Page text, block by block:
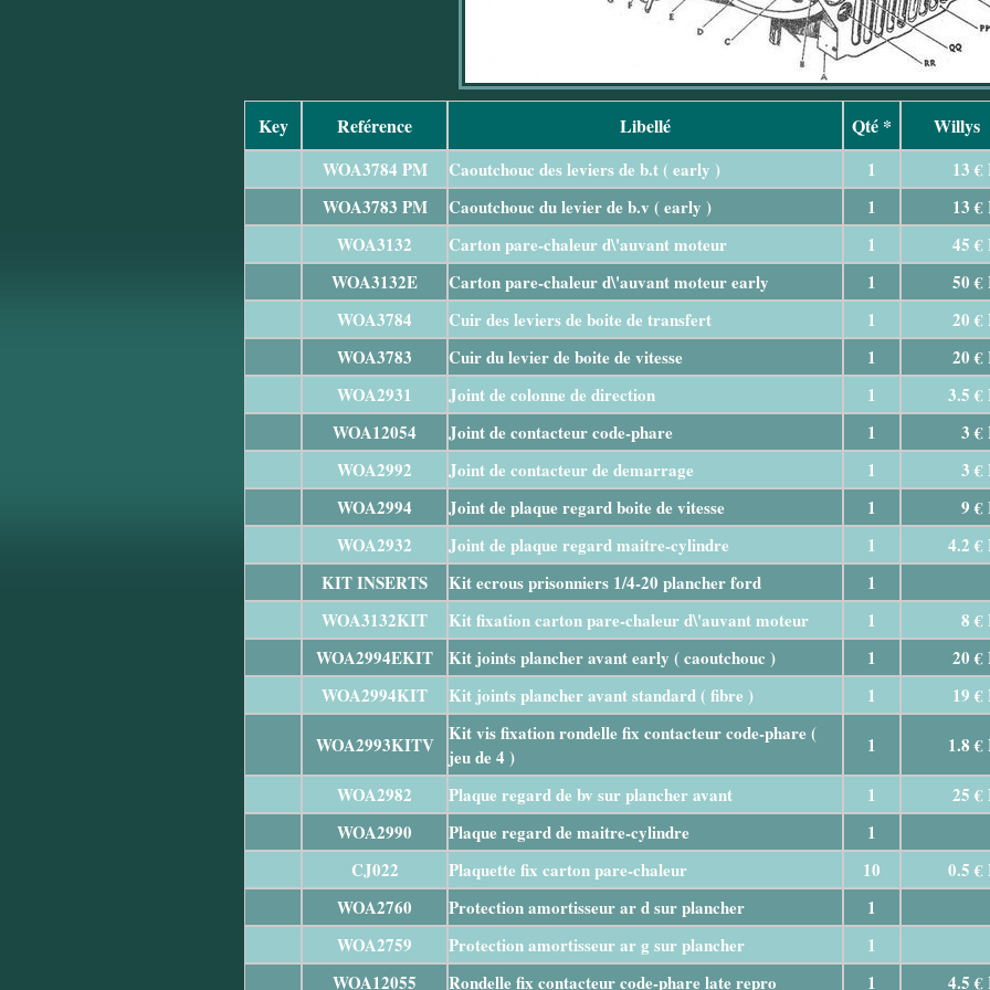
Key Reférence Libellé Qté * Willys
WOA3784 PM Caoutchouc des leviers de b.t ( early ) 1
13 €
WOA3783 PM
Caoutchouc du levier de b.v ( early ) 1
13 €
WOA3132
Carton pare-chaleur d\'auvant moteur 1
45 €
WOA3132E
Carton pare-chaleur d\'auvant moteur early 1
50 €
WOA3784
Cuir des leviers de boite de transfert 1
20 €
WOA3783
Cuir du levier de boite de vitesse 1
20 €
WOA2931
Joint de colonne de direction 1
3.5 €
WOA12054
Joint de contacteur code-phare 1
3 €
WOA2992
Joint de contacteur de demarrage 1
3 €
WOA2994
Joint de plaque regard boite de vitesse 1
9 €
WOA2932
Joint de plaque regard maitre-cylindre 1
4.2 €
KIT INSERTS
Kit ecrous prisonniers 1/4-20 plancher ford
1
WOA3132KIT
Kit fixation carton pare-chaleur d\'auvant moteur 1
8 €
WOA2994EKIT
Kit joints plancher avant early ( caoutchouc ) 1
20 €
WOA2994KIT
Kit joints plancher avant standard ( fibre ) 1 19 €
WOA2993KITV
Kit vis fixation rondelle fix contacteur code-phare (
jeu de 4 )
1 1.8
WOA2982 Plaque regard de bv sur plancher avant 1
25 €
WOA2990
Plaque regard de maitre-cylindre
1
CJ022
Plaquette fix carton pare-chaleur 10
0.5 €
WOA2760
Protection amortisseur ar d sur plancher
1
WOA2759
Protection amortisseur ar g sur plancher
1
WOA12055
Rondelle fix contacteur code-phare late repro 1 4.5 €